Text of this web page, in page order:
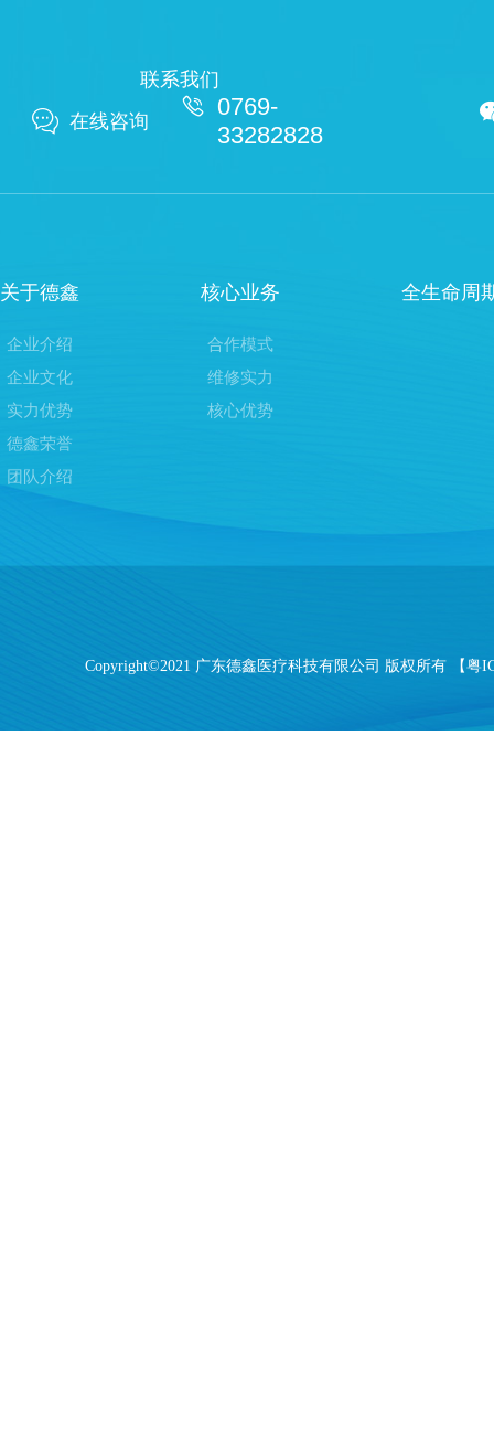
联系我们
 在线咨询
 0769-
33282828
关于德鑫
企业介绍
企业文化
实力优势
德鑫荣誉
团队介绍
核心业务
合作模式
维修实力
核心优势
全生命周
Copyright©2021 广东德鑫医疗科技有限公司 版权所有 【粤